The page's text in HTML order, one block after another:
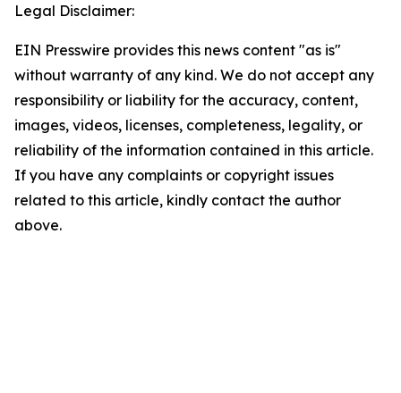
Legal Disclaimer:
EIN Presswire provides this news content "as is"
without warranty of any kind. We do not accept any
responsibility or liability for the accuracy, content,
images, videos, licenses, completeness, legality, or
reliability of the information contained in this article.
If you have any complaints or copyright issues
related to this article, kindly contact the author
above.